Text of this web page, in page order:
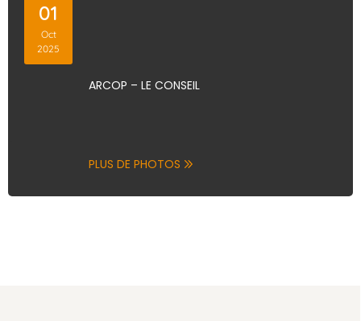
ARCOP – LE CONSEIL
01
Oct
2025
PLUS DE PHOTOS